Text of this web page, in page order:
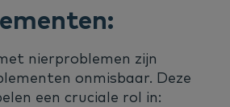
nierproblemen zijn
onmisbaar. Deze
een cruciale rol in: